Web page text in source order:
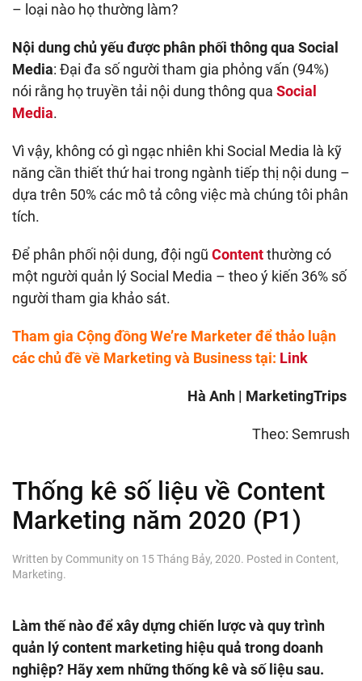
– loại nào họ thường làm?
Nội dung chủ yếu được phân phối thông qua Social
Media: Đại đa số người tham gia phỏng vấn (94%)
nói rằng họ truyền tải nội dung thông qua Social
Media.
Vì vậy, không có gì ngạc nhiên khi Social Media là kỹ
năng cần thiết thứ hai trong ngành tiếp thị nội dung –
dựa trên 50% các mô tả công việc mà chúng tôi phân
tích.
Để phân phối nội dung, đội ngũ Contentthường có
một người quản lý Social Media – theo ý kiến 36% số
người tham gia khảo sát.
Tham gia Cộng đồng We’re Marketer để thảo luận
các chủ đề về Marketing và Business tại: Link
Hà Anh | MarketingTrips
Theo: Semrush
Thống kê số liệu về Content
Marketing năm 2020 (P1)
Written by Communityon 15 Tháng Bảy, 2020. Posted in Content,
Marketing.
Làm thế nào để xây dựng chiến lược và quy trình
quản lý content marketing hiệu quả trong doanh
nghiệp? Hãy xem những thống kê và số liệu sau.